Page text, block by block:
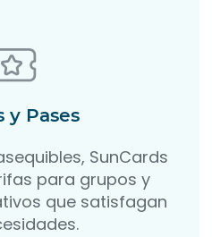
y Pases
SunCards
para grupos y
que satisfagan